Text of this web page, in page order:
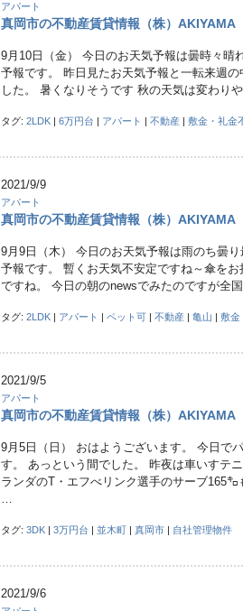
アパート
真岡市の不動産賃貸情報（株）AKIYAMA
9月10日（金） 今日のお天気予報は曇時々晴
予報です。 昨日見たお天気予報と一転来週
した。 暑くなりそうです 秋の天気は変わり
タグ:2LDK |6万円台 | アパート |不動産 |敷金・礼金
2021/9/9
アパート
真岡市の不動産賃貸情報（株）AKIYAMA
9月9日（木） 今日のお天気予報は雨のち曇
予報です。 暫くお天気不安定ですね～傘を
ですね。 今日の朝のnewsでみたのですが全
タグ:2LDK | アパート |ペット可 |不動産 |亀山 |敷金
2021/9/5
アパート
真岡市の不動産賃貸情報（株）AKIYAMA
9月5日（日） おはようございます。 今日で
す。 あっという間でした。 昨夜は車いすテ
ランダのT・エフべリンク選手のサーブ165
…
タグ:3DK |3万円台 |並木町 |真岡市 | 自社管理物件
2021/9/6